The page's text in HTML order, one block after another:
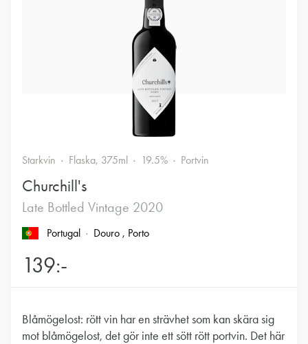
Starkvin Flaska, 375ml 19.5% Portvin
Churchill's
Late Bottled Vintage 2020
Portugal Douro , Porto
139:-
Blåmögelost: rött vin har en strävhet som kan skära sig
mot blåmögelost, det gör inte ett sött rött portvin. Det här